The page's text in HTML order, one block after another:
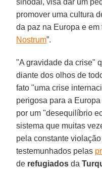
promover uma cultura
da paz na Europa e
Nostrum”.
"A gravidade da crise"
diante dos olhos de
fato "uma crise
perigosa para a
por um "desequilíbrio
sistema que muitas
pela constante
testemunhados pelas
de refugiados da